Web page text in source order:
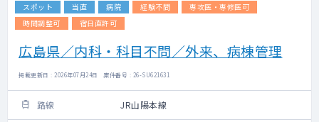
スポット 当直 病院 経験不問
専攻医・専修医可
時間調整可
宿日直許可
広島県／内科・科目不問／外来、病棟管理
掲載更新日 : 2026年07月24日 案件番号 : 26-SU621631
路線 JR山陽本線